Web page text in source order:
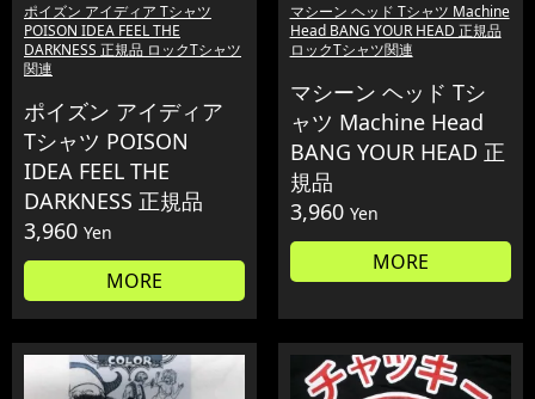
ポイズン アイディア Tシャツ
POISON IDEA FEEL THE
DARKNESS 正規品 ロックTシャツ
関連
ポイズン アイディア
Tシャツ POISON
IDEA FEEL THE
DARKNESS 正規品
3,960 Yen
MORE
マシーン ヘッド Tシャツ Machine
Head BANG YOUR HEAD 正規品
ロックTシャツ関連
マシーン ヘッド Tシ
ャツ Machine Head
BANG YOUR HEAD 正
規品
3,960 Yen
MORE